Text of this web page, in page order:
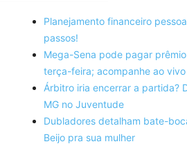
Planejamento financeiro
passos!
Mega-Sena pode pagar
terça-feira; acompanhe ao vivo
Árbitro iria encerrar a partida?
MG no Juventude
Dubladores detalham bate-
Beijo pra sua mulher